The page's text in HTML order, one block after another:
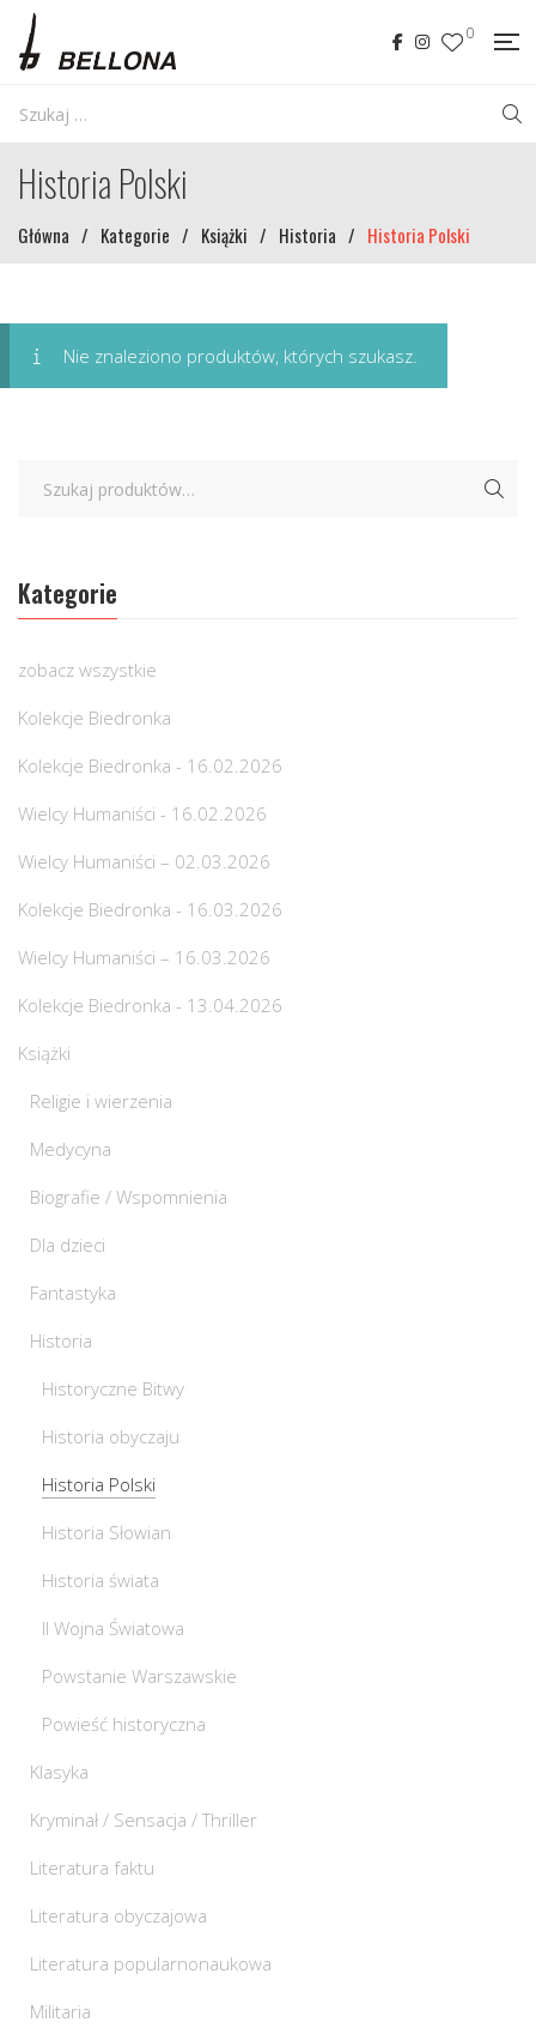
0
Historia Polski
Główna / Kategorie / Książki / Historia / Historia Polski
Nie znaleziono produktów, których szukasz.
Kategorie
zobacz wszystkie
Kolekcje Biedronka
Kolekcje Biedronka - 16.02.2026
Wielcy Humaniści - 16.02.2026
Wielcy Humaniści – 02.03.2026
Kolekcje Biedronka - 16.03.2026
Wielcy Humaniści – 16.03.2026
Kolekcje Biedronka - 13.04.2026
Książki
Religie i wierzenia
Medycyna
Biografie / Wspomnienia
Dla dzieci
Fantastyka
Historia
Historyczne Bitwy
Historia obyczaju
Historia Polski
Historia Słowian
Historia świata
II Wojna Światowa
Powstanie Warszawskie
Powieść historyczna
Klasyka
Kryminał / Sensacja / Thriller
Literatura faktu
Literatura obyczajowa
Literatura popularnonaukowa
Militaria